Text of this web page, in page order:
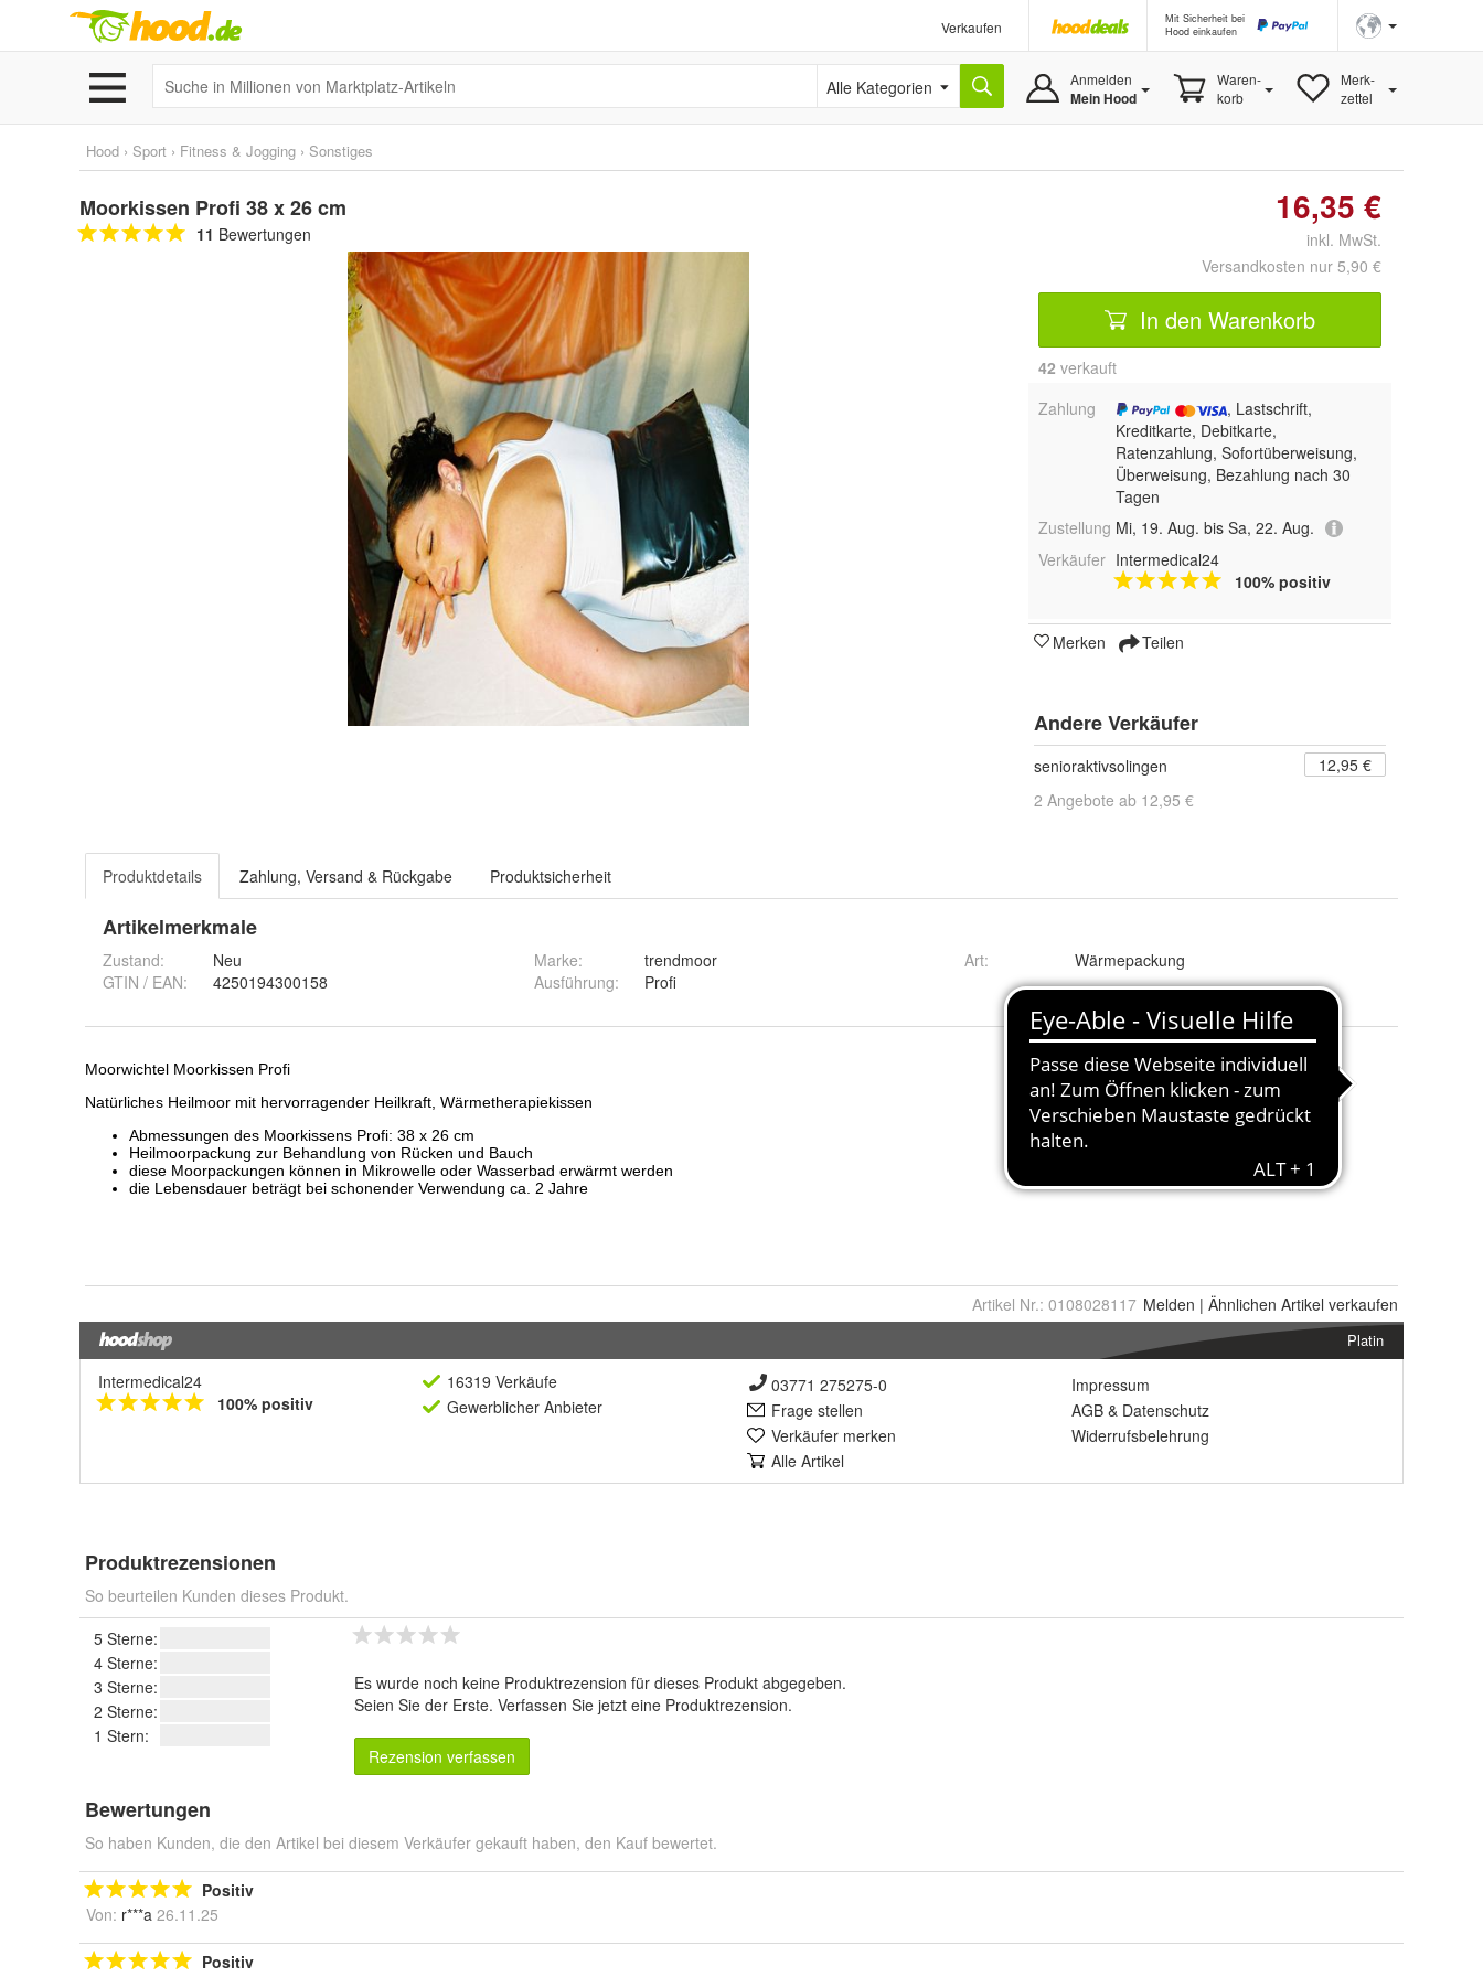
Verkaufen
Mit Sicherheit bei
Hood einkaufen
Alle Kategorien Anmelden
Mein Hood
Waren-
korb
Merk-
zettel
Hood › Sport › Fitness & Jogging › Sonstiges
Moorkissen Profi 38 x 26 cm
11 Bewertungen
16,35 €
inkl. MwSt.
Versandkosten nur 5,90 €
In den Warenkorb
42 verkauft
Zahlung
, Lastschrift,
Kreditkarte, Debitkarte,
Ratenzahlung, Sofortüberweisung,
Überweisung, Bezahlung nach 30
Tagen
Zustellung Mi, 19. Aug. bis Sa, 22. Aug.
Verkäufer Intermedical24
100% positiv
Merken Teilen
Andere Verkäufer
senioraktivsolingen
12,95 €
2 Angebote ab 12,95 €
Produktdetails Zahlung, Versand & Rückgabe Produktsicherheit
Artikelmerkmale
Zustand:
Neu
GTIN / EAN:
4250194300158
Marke:
trendmoor
Ausführung: Profi
Art: Wärmepackung
Artikel Nr.: 0108028117 Melden | Ähnlichen Artikel verkaufen
Platin
Intermedical24
100% positiv
16319 Verkäufe
Gewerblicher Anbieter
03771 275275-0
Frage stellen
Verkäufer merken
Alle Artikel
Impressum
AGB & Datenschutz
Widerrufsbelehrung
Produktrezensionen
So beurteilen Kunden dieses Produkt.
5 Sterne:
4 Sterne:
3 Sterne:
2 Sterne:
1 Stern:
Es wurde noch keine Produktrezension für dieses Produkt abgegeben.
Seien Sie der Erste. Verfassen Sie jetzt eine Produktrezension.
Rezension verfassen
Bewertungen
So haben Kunden, die den Artikel bei diesem Verkäufer gekauft haben, den Kauf bewertet.
Positiv
Von: r***a 26.11.25
Positiv